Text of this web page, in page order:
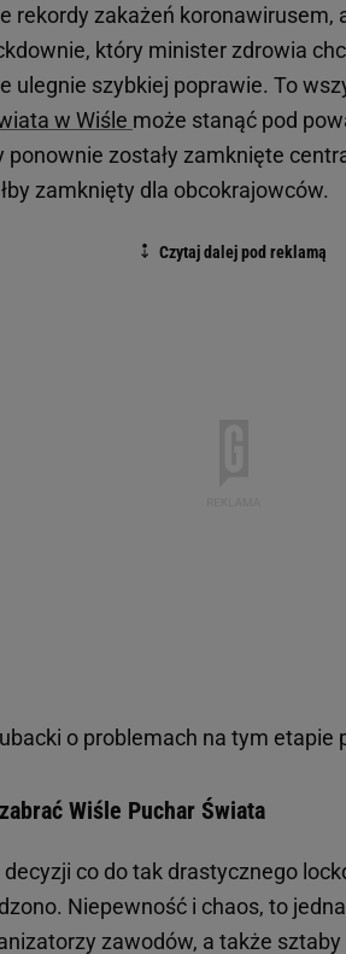
rekordy zakażeń koronawirusem,
który minister zdrowia
ulegnie szybkiej poprawie. To
w Wiśle może stanąć pod
ponownie zostały zamknięte
zamknięty dla obcokrajowców.
o problemach na tym etapie
Wiśle Puchar Świata
co do tak drastycznego
Niepewność i chaos, to
zawodów, a także